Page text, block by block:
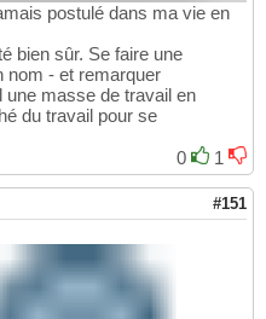
postulé dans ma vie en
bien sûr. Se faire une
nom - et remarquer
une masse de travail en
du travail pour se
0
1
#151